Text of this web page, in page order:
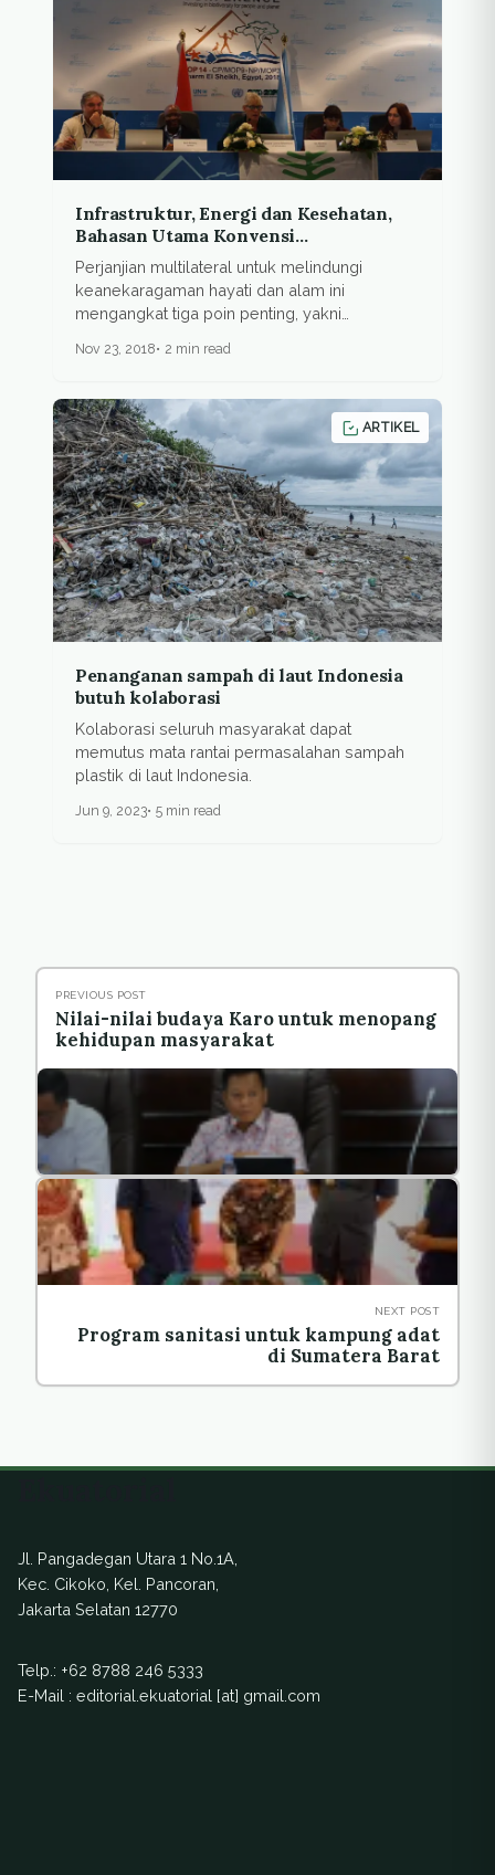
Infrastruktur, Energi dan Kesehatan,
Bahasan Utama Konvensi
Keanekaragaman Hayati
Perjanjian multilateral untuk melindungi
keanekaragaman hayati dan alam ini
mengangkat tiga poin penting, yakni
Nov 23, 2018 2 min read
ARTIKEL
Penanganan sampah di laut Indonesia
butuh kolaborasi
Kolaborasi seluruh masyarakat dapat
memutus mata rantai permasalahan sampah
plastik di laut Indonesia.
Jun 9, 2023 5 min read
PREVIOUS POST
Nilai-nilai budaya Karo untuk menopang
kehidupan masyarakat
NEXT POST
Program sanitasi untuk kampung adat
di Sumatera Barat
Jl. Pangadegan Utara 1 No.1A,
Kec. Cikoko, Kel. Pancoran,
Jakarta Selatan 12770
Telp.: +62 8788 246 5333
E-Mail : editorial.ekuatorial [at] gmail.com